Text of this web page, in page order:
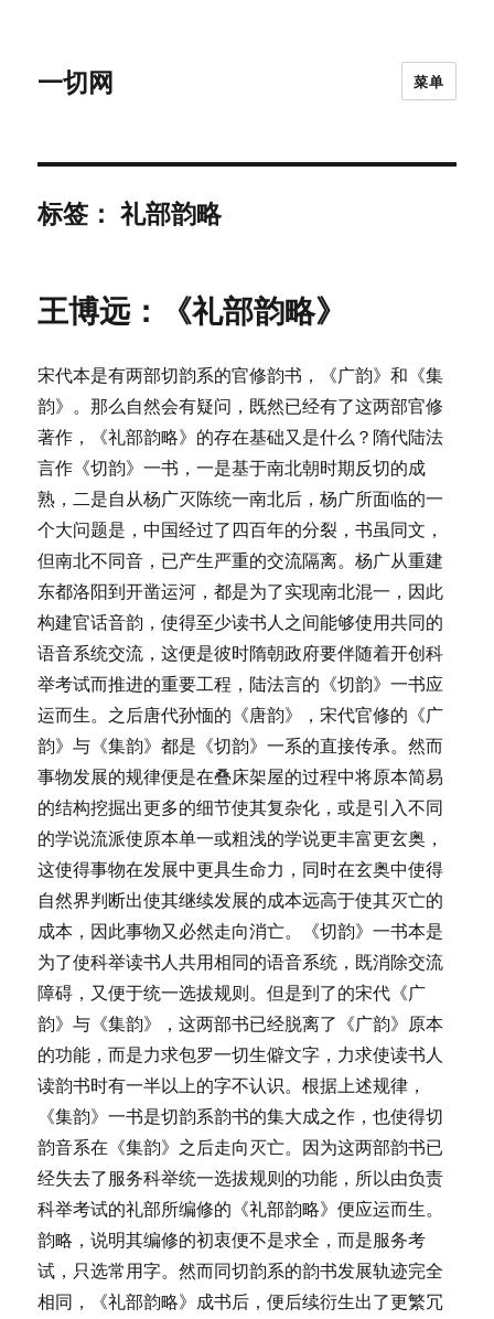
一切网 菜单
标签：礼部韵略
王博远：《礼部韵略》
宋代本是有两部切韵系的官修韵书，《广韵》和《集
韵》。那么自然会有疑问，既然已经有了这两部官修
著作，《礼部韵略》的存在基础又是什么？隋代陆法
言作《切韵》一书，一是基于南北朝时期反切的成
熟，二是自从杨广灭陈统一南北后，杨广所面临的一
个大问题是，中国经过了四百年的分裂，书虽同文，
但南北不同音，已产生严重的交流隔离。杨广从重建
东都洛阳到开凿运河，都是为了实现南北混一，因此
构建官话音韵，使得至少读书人之间能够使用共同的
语音系统交流，这便是彼时隋朝政府要伴随着开创科
举考试而推进的重要工程，陆法言的《切韵》一书应
运而生。之后唐代孙愐的《唐韵》，宋代官修的《广
韵》与《集韵》都是《切韵》一系的直接传承。然而
事物发展的规律便是在叠床架屋的过程中将原本简易
的结构挖掘出更多的细节使其复杂化，或是引入不同
的学说流派使原本单一或粗浅的学说更丰富更玄奥，
这使得事物在发展中更具生命力，同时在玄奥中使得
自然界判断出使其继续发展的成本远高于使其灭亡的
成本，因此事物又必然走向消亡。《切韵》一书本是
为了使科举读书人共用相同的语音系统，既消除交流
障碍，又便于统一选拔规则。但是到了的宋代《广
韵》与《集韵》，这两部书已经脱离了《广韵》原本
的功能，而是力求包罗一切生僻文字，力求使读书人
读韵书时有一半以上的字不认识。根据上述规律，
《集韵》一书是切韵系韵书的集大成之作，也使得切
韵音系在《集韵》之后走向灭亡。因为这两部韵书已
经失去了服务科举统一选拔规则的功能，所以由负责
科举考试的礼部所编修的《礼部韵略》便应运而生。
韵略，说明其编修的初衷便不是求全，而是服务考
试，只选常用字。然而同切韵系的韵书发展轨迹完全
相同，《礼部韵略》成书后，便后续衍生出了更繁冗